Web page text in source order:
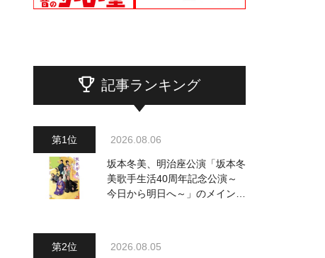
記事ランキング
2026.08.06
坂本冬美、明治座公演「坂本冬
美歌手生活40周年記念公演～
今日から明日へ～」のメインビ
2026.08.05